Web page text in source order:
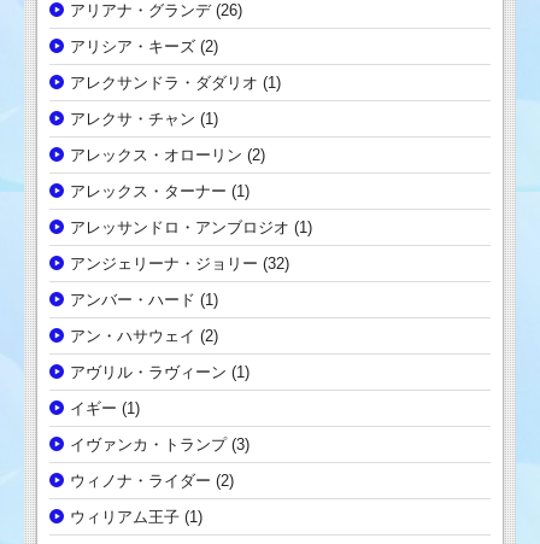
アリアナ・グランデ(26)
アリシア・キーズ (2)
アレクサンドラ・ダダリオ (1)
アレクサ・チャン (1)
アレックス・オローリン (2)
アレックス・ターナー (1)
アレッサンドロ・アンブロジオ (1)
アンジェリーナ・ジョリー (32)
アンバー・ハード (1)
アン・ハサウェイ (2)
アヴリル・ラヴィーン (1)
イギー (1)
イヴァンカ・トランプ(3)
ウィノナ・ライダー (2)
ウィリアム王子 (1)